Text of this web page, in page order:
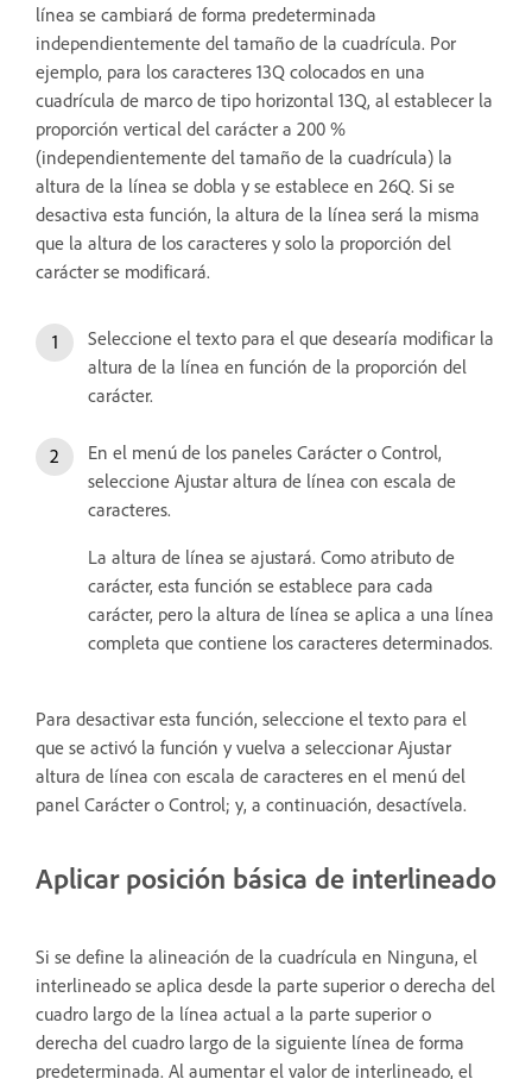
línea se cambiará de forma predeterminada
independientemente del tamaño de la cuadrícula. Por
ejemplo, para los caracteres 13Q colocados en una
cuadrícula de marco de tipo horizontal 13Q, al establecer la
proporción vertical del carácter a 200 %
(independientemente del tamaño de la cuadrícula) la
altura de la línea se dobla y se establece en 26Q. Si se
desactiva esta función, la altura de la línea será la misma
que la altura de los caracteres y solo la proporción del
carácter se modificará.
Seleccione el texto para el que desearía modificar la
altura de la línea en función de la proporción del
carácter.
En el menú de los paneles Carácter o Control,
seleccione Ajustar altura de línea con escala de
caracteres.
La altura de línea se ajustará. Como atributo de
carácter, esta función se establece para cada
carácter, pero la altura de línea se aplica a una línea
completa que contiene los caracteres determinados.
Para desactivar esta función, seleccione el texto para el
que se activó la función y vuelva a seleccionar Ajustar
altura de línea con escala de caracteres en el menú del
panel Carácter o Control; y, a continuación, desactívela.
Aplicar posición básica de interlineado
Si se define la alineación de la cuadrícula en Ninguna, el
interlineado se aplica desde la parte superior o derecha del
cuadro largo de la línea actual a la parte superior o
derecha del cuadro largo de la siguiente línea de forma
predeterminada. Al aumentar el valor de interlineado, el